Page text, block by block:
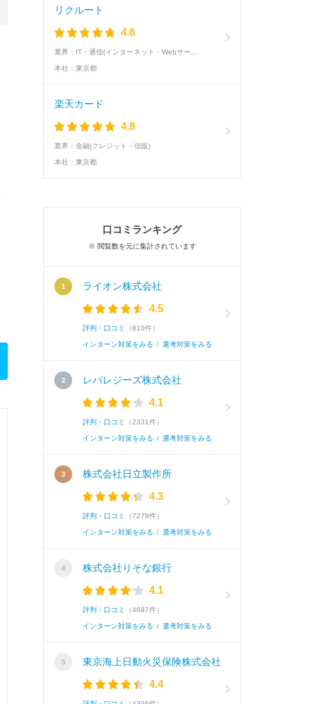
リクルート
4.8
業界：
本社： 東京都
楽天カード
4.8
業界： 金融(クレジット・信販)
本社： 東京都
口コミランキング
※ 閲覧数を元に集計されています
ライオン株式会社
4.5
評判・口コミ （810件）
インターン対策をみる / 選考対策をみる
レバレジーズ株式会社
4.1
評判・口コミ （2331件）
インターン対策をみる / 選考対策をみる
株式会社日立製作所
4.3
評判・口コミ （7279件）
インターン対策をみる / 選考対策をみる
株式会社りそな銀行
4.1
評判・口コミ （4697件）
インターン対策をみる / 選考対策をみる
東京海上日動火災保険株式会社
4.4